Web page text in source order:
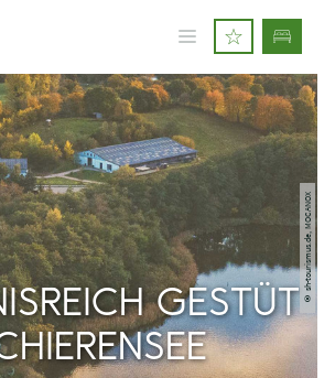
© sh-tourismus.de, MOCANOX
GESTÜT